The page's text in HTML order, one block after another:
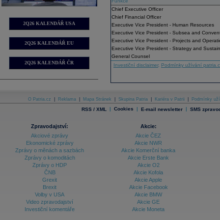
2Q26 KALENDÁŘ USA
2Q26 KALENDÁŘ EU
2Q26 KALENDÁŘ ČR
Chief Executive Officer
Chief Financial Officer
Executive Vice President - Human Resources
Executive Vice President - Subsea and
Executive Vice President - Projects and
Executive Vice President - Strategy and
General Counsel
Investiční disclaimer, Podmínky užívání
O Patria.cz Reklama Mapa Stránek Skupina Patria Kariéra v Patrii Podmínky
RSS / XML | Cookies | E-mail newsletter | SMS
Zpravodajství:
Akciové zprávy
Ekonomické zprávy
Zprávy o měnách a sazbách
Zprávy o komoditách
Zprávy o HDP
ČNB
Grexit
Brexit
Volby v USA
Video zpravodajství
Investiční komentáře
Akcie:
Akcie ČEZ
Akcie NWR
Akcie Komerční banka
Akcie Erste Bank
Akcie O2
Akcie Kofola
Akcie Apple
Akcie Facebook
Akcie BMW
Akcie GE
Akcie Moneta